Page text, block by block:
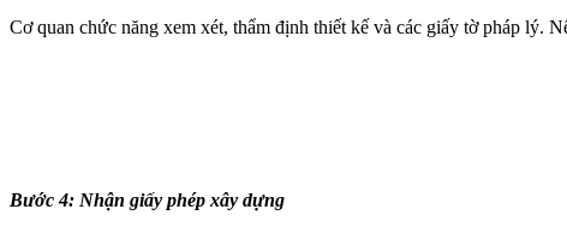
Cơ quan chức năng xem xét, thẩm định thiết kế và các giấy tờ pháp lý.
Bước 4: Nhận giấy phép xây dựng